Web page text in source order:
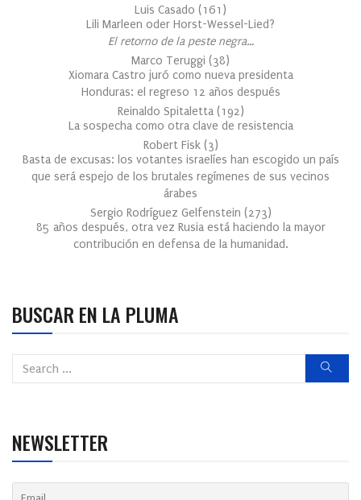
Luis Casado (161 )
Lili Marleen oder Horst-Wessel-Lied?
El retorno de la peste negra…
Marco Teruggi (38)
Xiomara Castro juró como nueva presidenta
Honduras: el regreso 12 años después
Reinaldo Spitaletta (192)
La sospecha como otra clave de resistencia
Robert Fisk (3)
Basta de excusas: los votantes israelíes han escogido un país
que será espejo de los brutales regímenes de sus vecinos
árabes
Sergio Rodríguez Gelfenstein (273)
85 años después, otra vez Rusia está haciendo la mayor
contribución en defensa de la humanidad.
BUSCAR EN LA PLUMA
NEWSLETTER